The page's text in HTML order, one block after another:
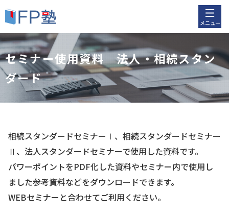
メニュー
セミナー使用資料 法人・相続スタン
ダード
相続スタンダードセミナーⅠ、相続スタンダードセミナー
Ⅱ、法人スタンダードセミナーで使用した資料です。
パワーポイントをPDF化した資料やセミナー内で使用し
ました参考資料などをダウンロードできます。
WEBセミナーと合わせてご利用ください。